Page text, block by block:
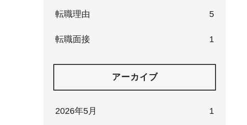
転職理由 5
転職面接 1
アーカイブ
2026年5月 1